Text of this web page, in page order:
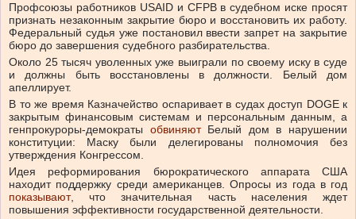
Профсоюзы работников USAID и CFPB в судебном иске просят
признать незаконным закрытие бюро и восстановить их работу.
Федеральный судья уже постановил ввести запрет на закрытие
бюро до завершения судебного разбирательства.
Около 25 тысяч уволенных уже выиграли по своему иску в суде
и должны быть восстановлены в должности. Белый дом
апеллирует.
В то же время Казначейство оспаривает в судах доступ DOGE к
закрытым финансовым системам и персональным данным, а
генпрокуроры-демократы обвиняютБелый дом в нарушении
конституции: Маску были делегированы полномочия без
утверждения Конгрессом.
Идея реформирования бюрократического аппарата США
находит поддержку среди американцев. Опросы из года в год
показывают, что значительная часть населения ждет
повышения эффективности государственной деятельности.